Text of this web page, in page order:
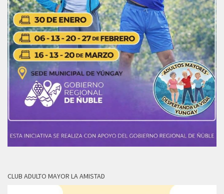
CLUB ADULTO MAYOR LA AMISTAD